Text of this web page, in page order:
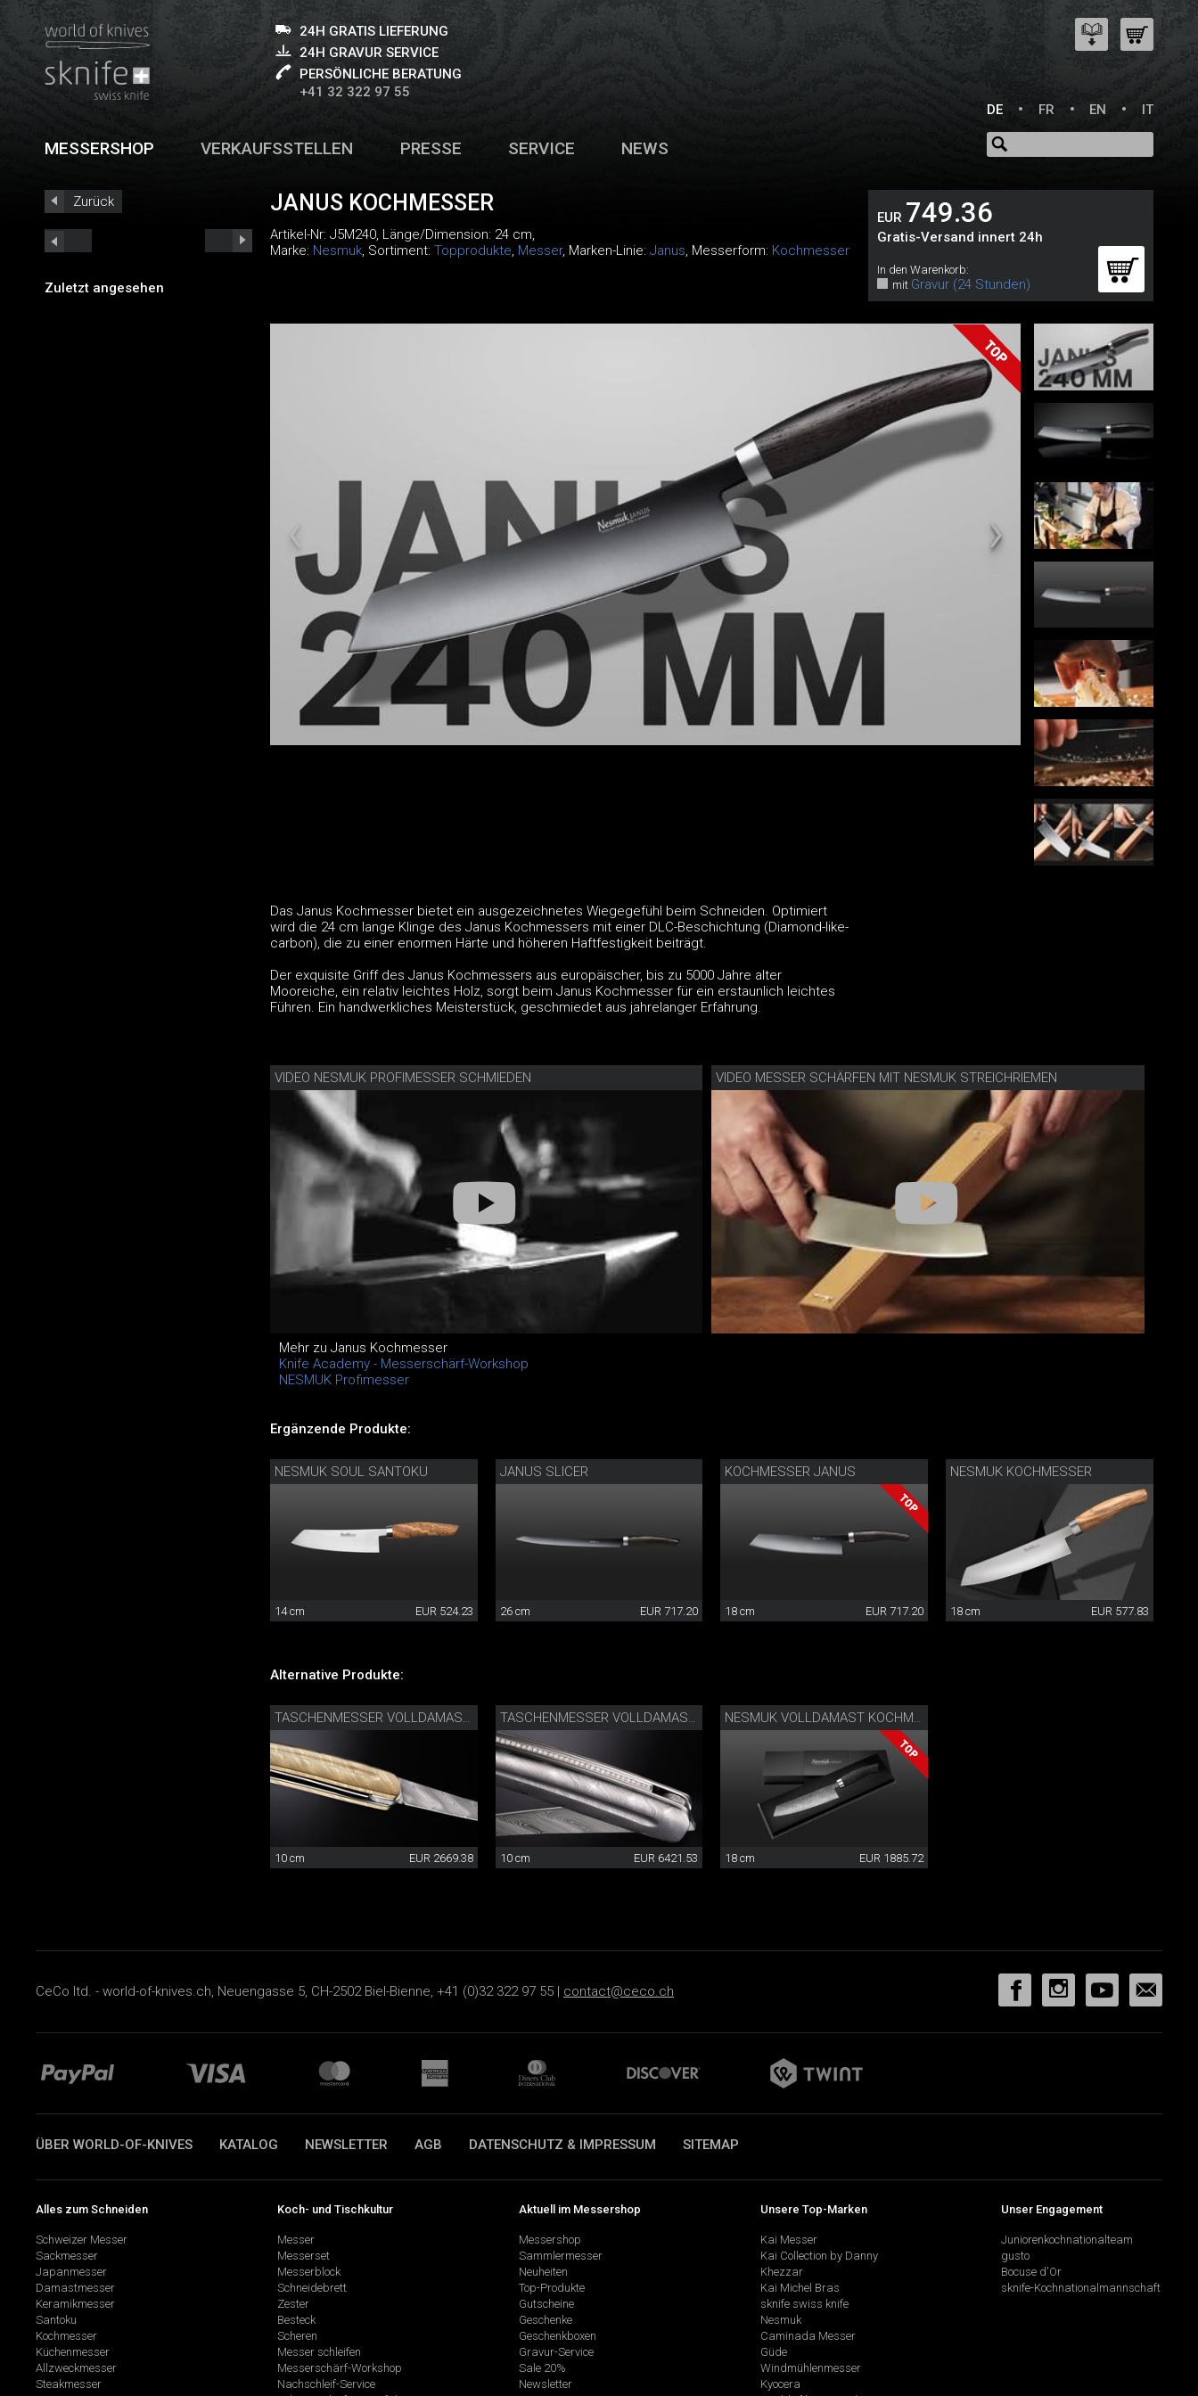
24H GRATIS LIEFERUNG
24H GRAVUR SERVICE
PERSÖNLICHE BERATUNG
+41 32 322 97 55
DE
FR EN IT
MESSERSHOP VERKAUFSSTELLEN PRESSE SERVICE NEWS
Zurück
Zuletzt angesehen
JANUS KOCHMESSER
Artikel-Nr: J5M240, Länge/Dimension: 24 cm,
Marke: Nesmuk, Sortiment: Topprodukte, Messer, Marken-Linie: Janus, Messerform: Kochmesser
EUR 749.36
Gratis-Versand innert 24h
In den Warenkorb:
mit Gravur (24 Stunden)
Das Janus Kochmesser bietet ein ausgezeichnetes Wiegegefühl beim Schneiden. Optimiert
wird die 24 cm lange Klinge des Janus Kochmessers mit einer DLC-Beschichtung (Diamond-like-
carbon), die zu einer enormen Härte und höheren Haftfestigkeit beiträgt.
Der exquisite Griff des Janus Kochmessers aus europäischer, bis zu 5000 Jahre alter
Mooreiche, ein relativ leichtes Holz, sorgt beim Janus Kochmesser für ein erstaunlich leichtes
Führen. Ein handwerkliches Meisterstück, geschmiedet aus jahrelanger Erfahrung.
VIDEO NESMUK PROFIMESSER SCHMIEDEN VIDEO MESSER SCHÄRFEN MIT NESMUK STREICHRIEMEN
Mehr zu Janus Kochmesser
Knife Academy - Messerschärf-Workshop
NESMUK Profimesser
Ergänzende Produkte:
NESMUK SOUL SANTOKU
14 cm EUR 524.23
JANUS SLICER
26 cm EUR 717.20
KOCHMESSER JANUS
18 cm EUR 717.20
NESMUK KOCHMESSER
18 cm EUR 577.83
Alternative Produkte:
TASCHENMESSER VOLLDAMAST GOLDFARBIG
10 cm EUR 2669.38
TASCHENMESSER VOLLDAMAST DIAMANT
10 cm EUR 6421.53
NESMUK VOLLDAMAST KOCHMESSER
18 cm EUR 1885.72
CeCo ltd. - world-of-knives.ch, Neuengasse 5, CH-2502 Biel-Bienne, +41 (0)32 322 97 55 | contact@ceco.ch
ÜBER WORLD-OF-KNIVES KATALOG NEWSLETTER AGB DATENSCHUTZ & IMPRESSUM SITEMAP
Alles zum Schneiden
Schweizer Messer
Sackmesser
Japanmesser
Damastmesser
Keramikmesser
Santoku
Kochmesser
Küchenmesser
Allzweckmesser
Steakmesser
Koch- und Tischkultur
Messer
Messerset
Messerblock
Schneidebrett
Zester
Besteck
Scheren
Messer schleifen
Messerschärf-Workshop
Nachschleif-Service
Aktuell im Messershop
Messershop
Sammlermesser
Neuheiten
Top-Produkte
Gutscheine
Geschenke
Geschenkboxen
Gravur-Service
Sale 20%
Newsletter
Unsere Top-Marken
Kai Messer
Kai Collection by Danny
Khezzar
Kai Michel Bras
sknife swiss knife
Nesmuk
Caminada Messer
Güde
Windmühlenmesser
Kyocera
Unser Engagement
Juniorenkochnationalteam
gusto
Bocuse d'Or
sknife-Kochnationalmannschaft